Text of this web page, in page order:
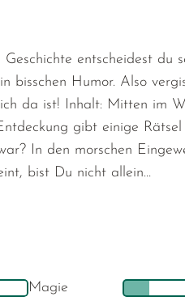
entscheidest du
bisschen Humor. Also
da ist! Inhalt: Mitten im
gibt einige
In den morschen
bist Du nicht allein…
Magie